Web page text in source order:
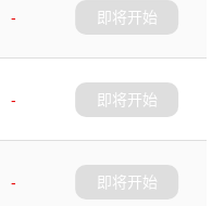
-
即将开始
-
即将开始
-
即将开始